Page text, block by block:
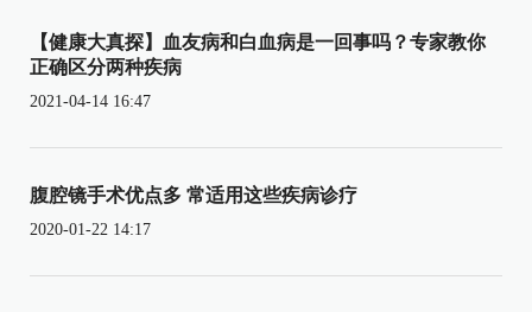
【健康大真探】血友病和白血病是一回事吗？专家教你
正确区分两种疾病
2021-04-14 16:47
腹腔镜手术优点多 常适用这些疾病诊疗
2020-01-22 14:17